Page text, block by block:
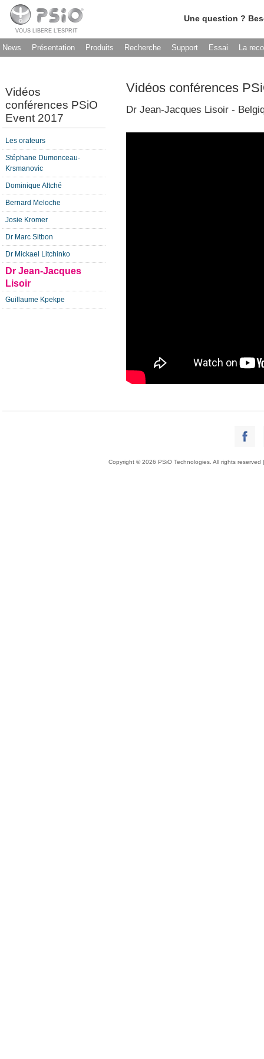
VOUS LIBERE L’ESPRIT
Une question ?
News Présentation Produits Recherche Support Essai La
Vidéos
conférences PSiO
Event 2017
Les orateurs
Stéphane Dumonceau-
Krsmanovic
Dominique Altché
Bernard Meloche
Josie Kromer
Dr Marc Sitbon
Dr Mickael Litchinko
Dr Jean-Jacques
Lisoir
Guillaume Kpekpe
Vidéos conférences
Dr Jean-Jacques Lisoir -
Copyright © 2026 PSiO Technologies. All rights reserved